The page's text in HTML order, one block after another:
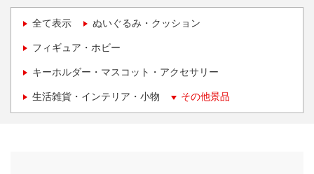
全て表示 ぬいぐるみ・クッション
フィギュア・ホビー
キーホルダー・マスコット・アクセサリー
生活雑貨・インテリア・小物 その他景品